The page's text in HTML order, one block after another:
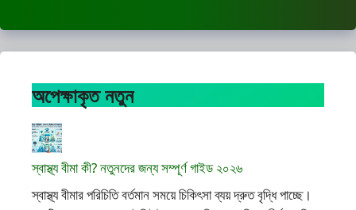
অপেক্ষাকৃত নতুন
স্বাস্থ্য বীমা কী? নতুনদের জন্য সম্পূর্ণ গাইড ২০২৬
স্বাস্থ্য বীমার পরিচিতি বর্তমান সময়ে চিকিৎসা ব্যয় দ্রুত বৃদ্ধি পাচ্ছে।